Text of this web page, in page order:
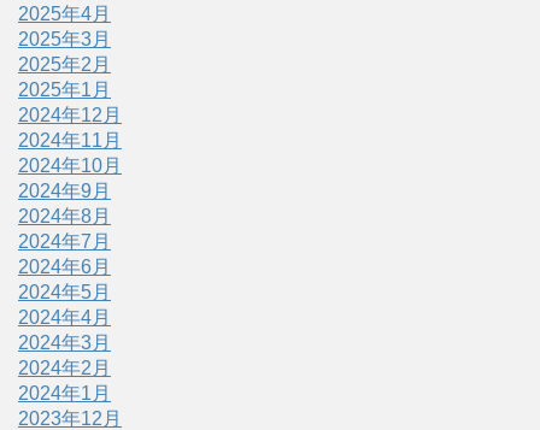
2025年4月
2025年3月
2025年2月
2025年1月
2024年12月
2024年11月
2024年10月
2024年9月
2024年8月
2024年7月
2024年6月
2024年5月
2024年4月
2024年3月
2024年2月
2024年1月
2023年12月